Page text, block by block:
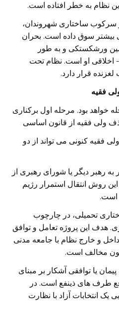
نظام به خطر افتاده است.
سرکوب ساختاری شهروندان،
سوق داده است. بحران
ورشکستکی و به طور
او است. نظام تحت
قرار دارد.
فقیه
خواهد بود. مرحله اول برکناری
ولی فقیه از قانون اساسی
فقیه کنونی می تواند از دو
رهبر دیگر یا شورای رهبری از
روش انتقال استمرار رژیم
است.
تحمیلی، در چارچوب
هدف این پروژه تعامل و توافق
و خارج نظام با جامعه مدنی
مخالف است.
یا توافقی آشکار بر مبنای
طرف های ذینفع است. در
یک انتخابات آزاد با نظارت